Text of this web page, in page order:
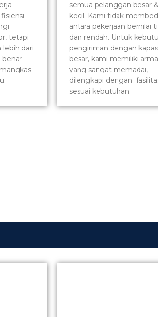
tetapi
lebih dari
benar
semua pelanggan besar &
kecil. Kami tidak
antara pekerjaan bernilai
dan rendah. Untuk
pengiriman dengan
besar, kami memiliki
yang sangat memadai,
dilengkapi dengan
sesuai kebutuhan.